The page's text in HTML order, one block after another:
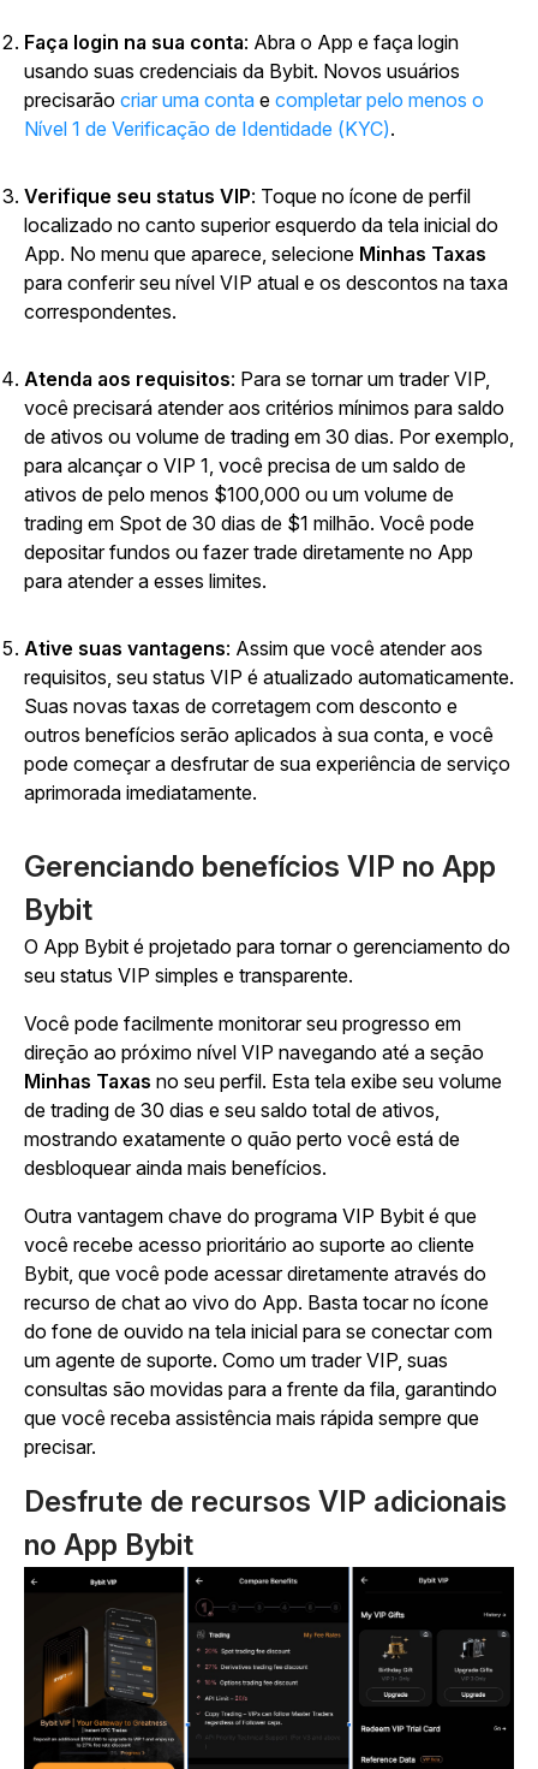
Faça login na sua conta: Abra o App e faça login
usando suas credenciais da Bybit. Novos usuários
precisarão criar uma conta e completar pelo menos o
Nível 1 de Verificação de Identidade (KYC).
Verifique seu status VIP: Toque no ícone de perfil
localizado no canto superior esquerdo da tela inicial do
App. No menu que aparece, selecione Minhas Taxas
para conferir seu nível VIP atual e os descontos na taxa
correspondentes.
Atenda aos requisitos: Para se tornar um trader VIP,
você precisará atender aos critérios mínimos para saldo
de ativos ou volume de trading em 30 dias. Por exemplo,
para alcançar o VIP 1, você precisa de um saldo de
ativos de pelo menos $100,000 ou um volume de
trading em Spot de 30 dias de $1 milhão. Você pode
depositar fundos ou fazer trade diretamente no App
para atender a esses limites.
Ative suas vantagens: Assim que você atender aos
requisitos, seu status VIP é atualizado automaticamente.
Suas novas taxas de corretagem com desconto e
outros benefícios serão aplicados à sua conta, e você
pode começar a desfrutar de sua experiência de serviço
aprimorada imediatamente.
Gerenciando benefícios VIP no App
Bybit
O App Bybit é projetado para tornar o gerenciamento do
seu status VIP simples e transparente.
Você pode facilmente monitorar seu progresso em
direção ao próximo nível VIP navegando até a seção
Minhas Taxas no seu perfil. Esta tela exibe seu volume
de trading de 30 dias e seu saldo total de ativos,
mostrando exatamente o quão perto você está de
desbloquear ainda mais benefícios.
Outra vantagem chave do programa VIP Bybit é que
você recebe acesso prioritário ao suporte ao cliente
Bybit, que você pode acessar diretamente através do
recurso de chat ao vivo do App. Basta tocar no ícone
do fone de ouvido na tela inicial para se conectar com
um agente de suporte. Como um trader VIP, suas
consultas são movidas para a frente da fila, garantindo
que você receba assistência mais rápida sempre que
precisar.
Desfrute de recursos VIP adicionais
no App Bybit